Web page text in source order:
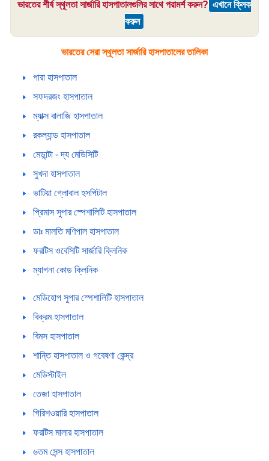
ভারতের শীর্ষ স্থূলতা সার্জারি হাসপাতালগুলির সাথে পরামর্শ করুন? এখানে ক্লিক
করুন
ভারতের সেরা স্থূলতা সার্জারি হাসপাতালের তালিকা
পারা হাসপাতাল
সফদরজং হাসপাতাল
ম্যাক্স বালাজি হাসপাতাল
রকল্যান্ড হাসপাতাল
মেডান্টা - দ্য মেডিসিটি
সুখদা হাসপাতাল
ভাটিয়া গ্লোবাল হসপিটাল
প্রিমাস সুপার স্পেশালিটি হাসপাতাল
ডাঃ মালতি মণিপাল হাসপাতাল
ফরটিস ওবেসিটি সার্জারি ক্লিনিক
ম্যাগনা কোড ক্লিনিক
মেডিহোপ সুপার স্পেশালিটি হাসপাতাল
বিক্রম হাসপাতাল
বিমস হাসপাতাল
শান্তি হাসপাতাল ও গবেষণা কেন্দ্র
মেডিস্টাইল
তেজা হাসপাতাল
গিরিশওয়ারি হাসপাতাল
ফরটিস মালার হাসপাতাল
৬তম সেন্স হাসপাতাল